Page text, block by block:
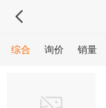
综合 询价 销量